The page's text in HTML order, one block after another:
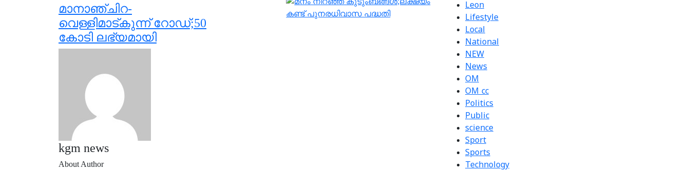
മാനാഞ്ചിറ-
വെള്ളിമാട്കുന്ന് റോഡ്;50
കോടി ലഭ്യമായി
kgm news
About Author
Leon
Lifestyle
Local
National
NEW
News
OM
OM cc
Politics
Public
science
Sport
Sports
Technology